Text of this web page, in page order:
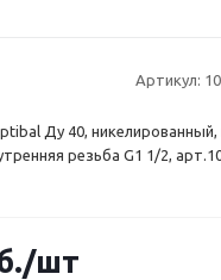
Артикул:
Ду 40, никелированный,
резьба G1 1/2,
/шт